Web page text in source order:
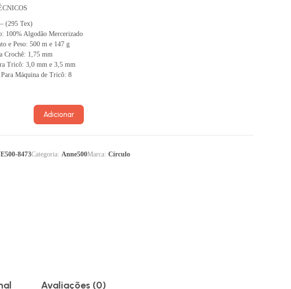
(295 Tex)
100% Algodão Mercerizado
e Peso: 500 m e 147 g
Crochê: 1,75 mm
Tricô: 3,0 mm e 3,5 mm
Para Máquina de Tricô: 8
Adicionar
8473Categoria: Anne500Marca: Círculo
Avaliações (0)